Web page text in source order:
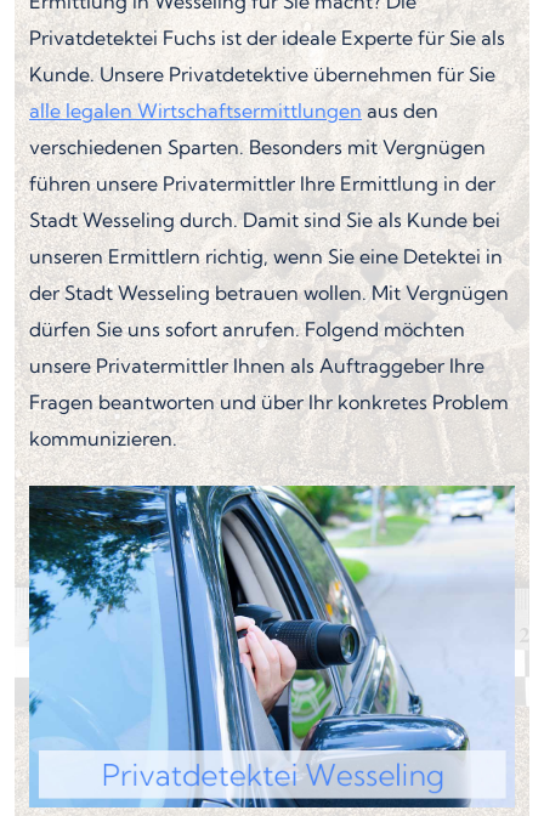
Privatdetektei Fuchs ist der ideale Experte für Sie als
Kunde. Unsere Privatdetektive übernehmen für Sie
alle legalen Wirtschaftsermittlungen aus den
verschiedenen Sparten. Besonders mit Vergnügen
führen unsere Privatermittler Ihre Ermittlung in der
Stadt Wesseling durch. Damit sind Sie als Kunde bei
unseren Ermittlern richtig, wenn Sie eine Detektei in
der Stadt Wesseling betrauen wollen. Mit Vergnügen
dürfen Sie uns sofort anrufen. Folgend möchten
unsere Privatermittler Ihnen als Auftraggeber Ihre
Fragen beantworten und über Ihr konkretes Problem
kommunizieren.